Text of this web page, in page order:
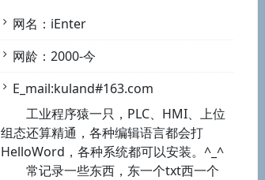
网名：iEnter
网龄：2000-今
E_mail:kuland#163.com
工业程序猿一只，PLC、HMI、上位
组态还算精通，各种编辑语言都会打
HelloWord，各种系统都可以安装。^_^
常记录一些东西，东一个txt西一个